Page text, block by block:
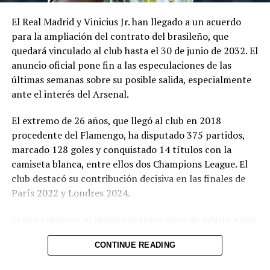
Relacionado
Futbolista Juan Cazares
acusado de golpear a dos
mujeres
10 septiembre, 2019
Seis de turistas franceses
arrestados por violar a una
El Real Madrid y Vinicius Jr. han llegado a un acuerdo
para la ampliación del contrato del brasileño, que
quedará vinculado al club hasta el 30 de junio de 2032. El
anuncio oficial pone fin a las especulaciones de las
últimas semanas sobre su posible salida, especialmente
ante el interés del Arsenal.
El extremo de 26 años, que llegó al club en 2018
procedente del Flamengo, ha disputado 375 partidos,
marcado 128 goles y conquistado 14 títulos con la
camiseta blanca, entre ellos dos Champions League. El
club destacó su contribución decisiva en las finales de
París 2022 y Londres 2024.
cifra cercana a los 25 millones de dólares anuales. Con
esta renovación, el Real Madrid asegura a una de sus
CONTINUE READING